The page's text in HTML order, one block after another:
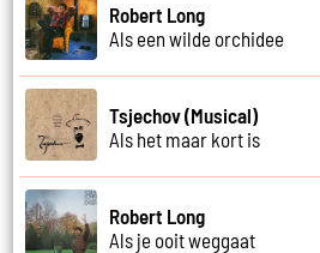
Robert Long
Als een wilde orchidee
Tsjechov (Musical)
Als het maar kort is
Robert Long
Als je ooit weggaat